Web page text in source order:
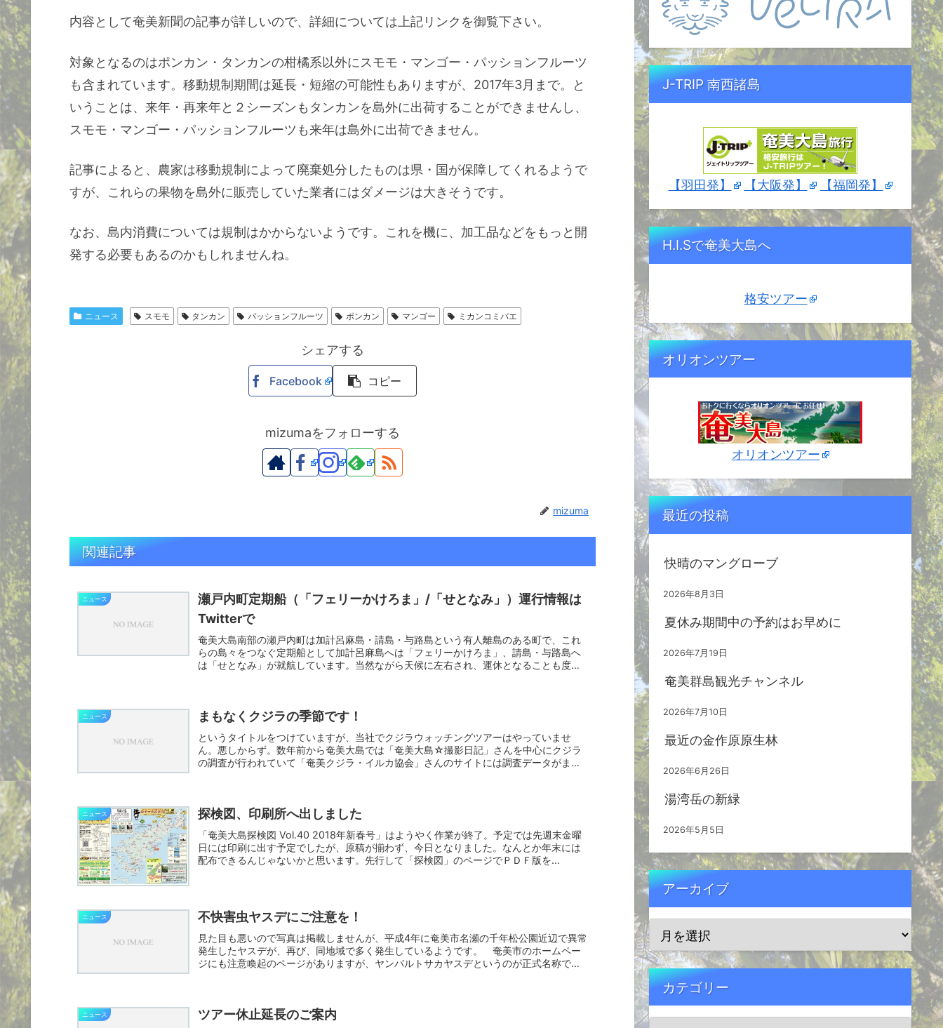
内容として奄美新聞の記事が詳しいので、詳細については上記リンクを御覧下さい。
対象となるのはポンカン・タンカンの柑橘系以外にスモモ・マンゴー・パッションフルーツ
も含まれています。移動規制期間は延長・短縮の可能性もありますが、2017年3月まで。と
いうことは、来年・再来年と２シーズンもタンカンを島外に出荷することができませんし、
スモモ・マンゴー・パッションフルーツも来年は島外に出荷できません。
記事によると、農家は移動規制によって廃棄処分したものは県・国が保障してくれるようで
すが、これらの果物を島外に販売していた業者にはダメージは大きそうです。
なお、島内消費については規制はかからないようです。これを機に、加工品などをもっと開
発する必要もあるのかもしれませんね。
ニュース スモモ タンカン パッションフルーツ ポンカン マンゴー ミカンコミバエ
シェアする
Facebook コピー
mizumaをフォローする
mizuma
関連記事
ニュース
瀬戸内町定期船（「フェリーかけろま」/「せとなみ」）運行情報は
Twitterで
奄美大島南部の瀬戸内町は加計呂麻島・請島・与路島という有人離島のある町で、これ
らの島々をつなぐ定期船として加計呂麻島へは「フェリーかけろま」、請島・与路島へ
は「せとなみ」が就航しています。当然ながら天候に左右され、運休となることも度々
ニュース まもなくクジラの季節です！
というタイトルをつけていますが、当社でクジラウォッチングツアーはやっていませ
ん。悪しからず。数年前から奄美大島では「奄美大島☆撮影日記」さんを中心にクジラ
の調査が行われていて「奄美クジラ・イルカ協会」さんのサイトには調査データがまと
ニュース 探検図、印刷所へ出しました
「奄美大島探検図 Vol.40 2018年新春号」はようやく作業が終了。予定では先週末金曜
日には印刷に出す予定でしたが、原稿が揃わず、今日となりました。なんとか年末には
配布できるんじゃないかと思います。先行して「探検図」のページでＰＤＦ版を...
ニュース 不快害虫ヤスデにご注意を！
見た目も悪いので写真は掲載しませんが、平成4年に奄美市名瀬の千年松公園近辺で異常
発生したヤスデが、再び、同地域で多く発生しているようです。 奄美市のホームペー
ジにも注意喚起のページがありますが、ヤンバルトサカヤスデというのが正式名称で
ニュース ツアー休止延長のご案内
J-TRIP 南西諸島
【羽田発】 【大阪発】 【福岡発】
H.I.Sで奄美大島へ
格安ツアー
オリオンツアー
オリオンツアー
最近の投稿
快晴のマングローブ
2026年8月3日
夏休み期間中の予約はお早めに
2026年7月19日
奄美群島観光チャンネル
2026年7月10日
最近の金作原原生林
2026年6月26日
湯湾岳の新緑
2026年5月5日
アーカイブ
カテゴリー